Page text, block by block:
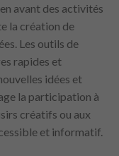
avant des activités
la création de
Les outils de
rapides et
idées et
la participation à
créatifs ou aux
et informatif.